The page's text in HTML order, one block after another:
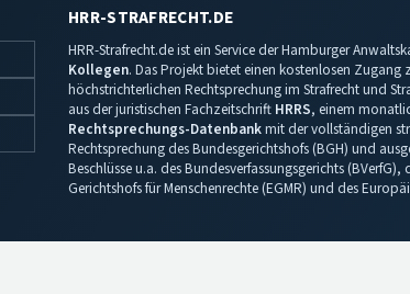
HRR-STRAFRECHT.DE
HRR-Strafrecht.de ist ein Service der Hamburger
Kollegen. Das Projekt bietet einen kostenlosen Zugang
höchstrichterlichen Rechtsprechung im Strafrecht und
aus der juristischen Fachzeitschrift HRRS, einem
Rechtsprechungs-Datenbankmit der vollständigen
Rechtsprechung des Bundesgerichtshofs (BGH) und
Beschlüsse u.a. des Bundesverfassungsgerichts (BVerfG),
Gerichtshofs für Menschenrechte (EGMR) und des